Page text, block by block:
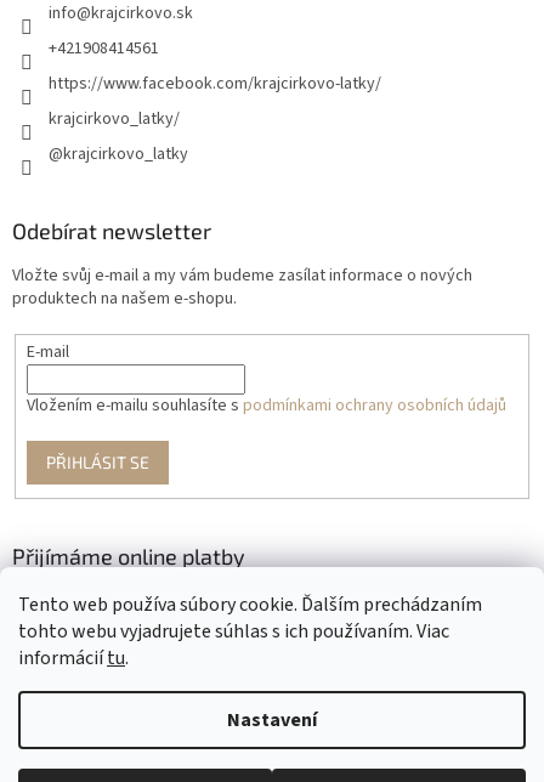
Tento web používa súbory cookie. Ďalším prechádzaním
tohto webu vyjadrujete súhlas s ich používaním. Viac
informáciítu.
Nastavení
info@krajcirkovo.sk
+421908414561
https://www.facebook.com/krajcirkovo-latky/
krajcirkovo_latky/
@krajcirkovo_latky
Odebírat newsletter
Vložte svůj e-mail a my vám budeme zasílat informace o nových
produktech na našem e-shopu.
E-mail
Vložením e-mailu souhlasíte s podmínkami ochrany osobních údajů
PŘIHLÁSIT SE
Přijímáme online platby
Vytvořil Shoptet